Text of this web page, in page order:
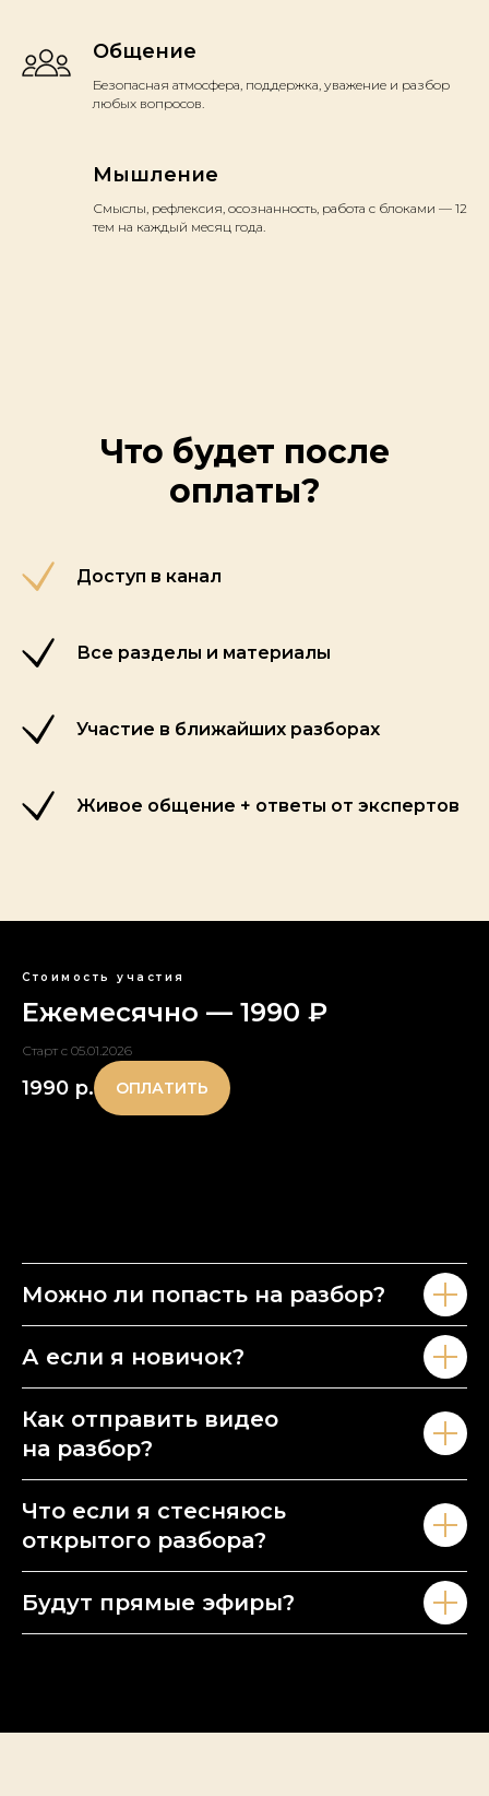
Общение
Безопасная атмосфера, поддержка, уважение и разбор
любых вопросов.
Мышление
Смыслы, рефлексия, осознанность, работа с блоками — 12
тем на каждый месяц года.
Что будет после
оплаты?
Доступ в канал
Все разделы и материалы
Участие в ближайших разборах
Живое общение + ответы от экспертов
Стоимость участия
Ежемесячно — 1990 ₽
Старт с 05.01.2026
1990 р. ОПЛАТИТЬ
Можно ли попасть на разбор?
А если я новичок?
Как отправить видео
на разбор?
Что если я стесняюсь
открытого разбора?
Будут прямые эфиры?